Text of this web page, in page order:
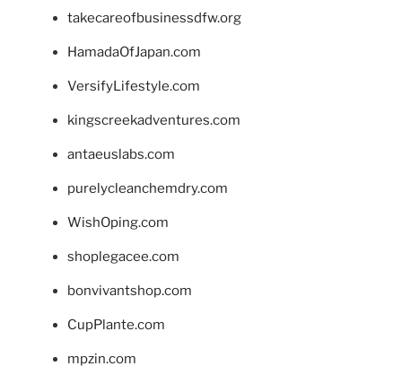
takecareofbusinessdfw.org
HamadaOfJapan.com
VersifyLifestyle.com
kingscreekadventures.com
antaeuslabs.com
purelycleanchemdry.com
WishOping.com
shoplegacee.com
bonvivantshop.com
CupPlante.com
mpzin.com